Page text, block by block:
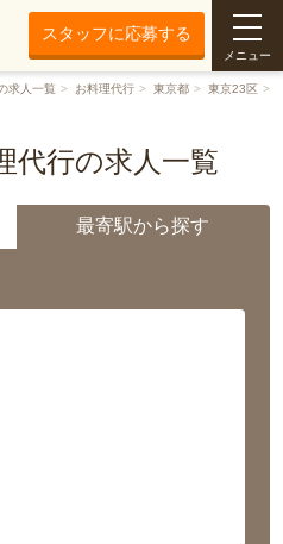
スタッフに応募する
メニュー
求人一覧 お料理代行 東京都
東京23区
代行の求人一覧
最寄駅から探す